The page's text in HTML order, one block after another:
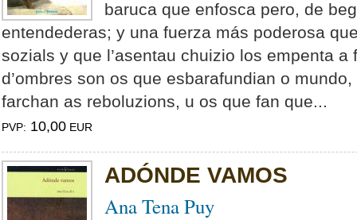
baruca que enfosca pero, de
entendederas; y una fuerza más poderosa
sozials y que l’asentau chuizio los empenta a
d’ombres son os que esbarafundian o
farchan as reboluzions, u os que fan que...
PVP: 10,00 EUR
ADÓNDE VAMOS
Ana Tena Puy